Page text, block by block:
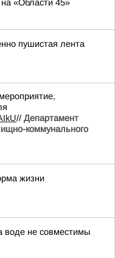
«Области 45»
пушистая лента
// Департамент
коммунального
жизни
воде не совместимы